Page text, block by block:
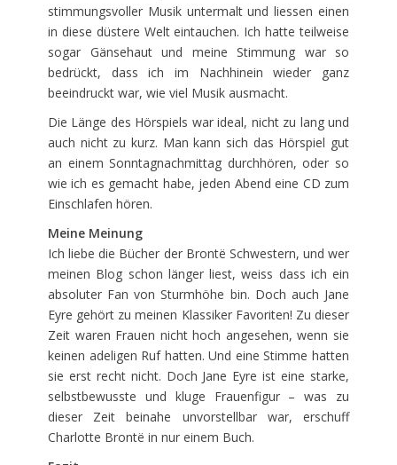
stimmungsvoller Musik untermalt und liessen einen
in diese düstere Welt eintauchen. Ich hatte teilweise
sogar Gänsehaut und meine Stimmung war so
bedrückt, dass ich im Nachhinein wieder ganz
beeindruckt war, wie viel Musik ausmacht.
Die Länge des Hörspiels war ideal, nicht zu lang und
auch nicht zu kurz. Man kann sich das Hörspiel gut
an einem Sonntagnachmittag durchhören, oder so
wie ich es gemacht habe, jeden Abend eine CD zum
Einschlafen hören.
Meine Meinung
Ich liebe die Bücher der Brontë Schwestern, und wer
meinen Blog schon länger liest, weiss dass ich ein
absoluter Fan von Sturmhöhe bin. Doch auch Jane
Eyre gehört zu meinen Klassiker Favoriten! Zu dieser
Zeit waren Frauen nicht hoch angesehen, wenn sie
keinen adeligen Ruf hatten. Und eine Stimme hatten
sie erst recht nicht. Doch Jane Eyre ist eine starke,
selbstbewusste und kluge Frauenfigur – was zu
dieser Zeit beinahe unvorstellbar war, erschuff
Charlotte Brontë in nur einem Buch.